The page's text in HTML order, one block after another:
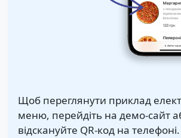
Щоб переглянути приклад
меню, перейдіть на демо-сайт
відскануйте QR-код на телефоні.